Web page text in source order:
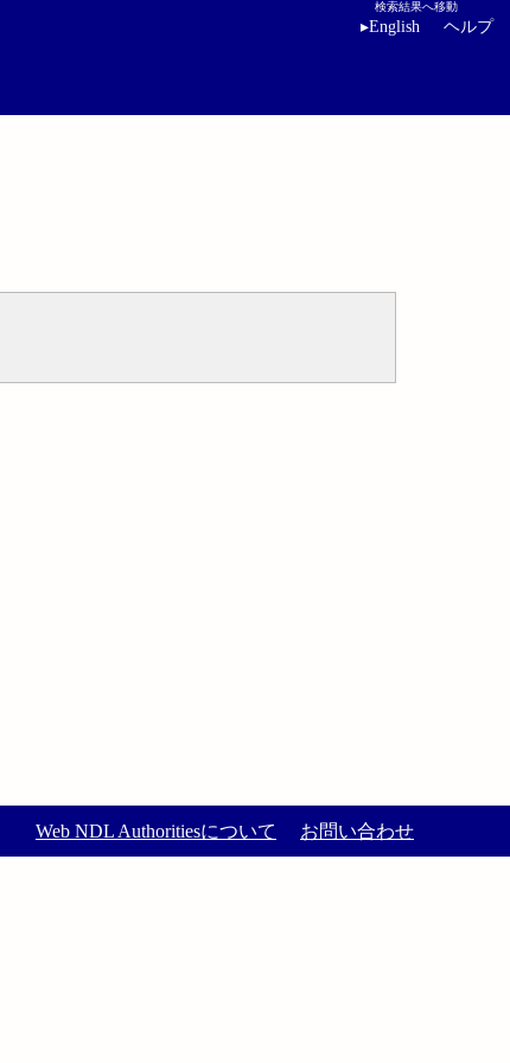
検索結果へ移動
▸English ヘルプ
Web NDL Authoritiesについて お問い合わせ